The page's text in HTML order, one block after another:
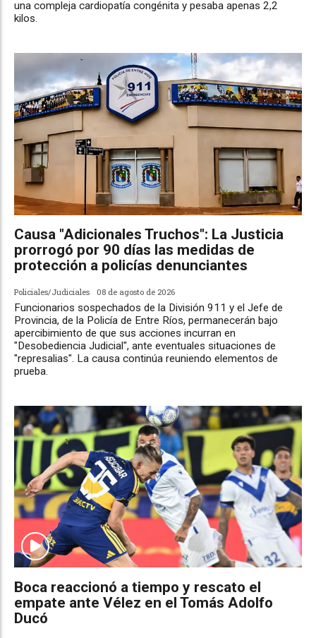
una compleja cardiopatía congénita y pesaba apenas 2,2
kilos.
Causa "Adicionales Truchos": La Justicia
prorrogó por 90 días las medidas de
protección a policías denunciantes
Policiales/Judiciales 08 de agosto de 2026
Funcionarios sospechados de la División 911 y el Jefe de
Provincia, de la Policía de Entre Ríos, permanecerán bajo
apercibimiento de que sus acciones incurran en
"Desobediencia Judicial", ante eventuales situaciones de
"represalias". La causa continúa reuniendo elementos de
prueba.
Boca reaccionó a tiempo y rescato el
empate ante Vélez en el Tomás Adolfo
Ducó